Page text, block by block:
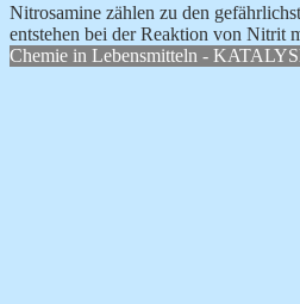
Nitrosamine zählen zu den
entstehen bei der Reaktion von Nitrit
Chemie in Lebensmitteln -